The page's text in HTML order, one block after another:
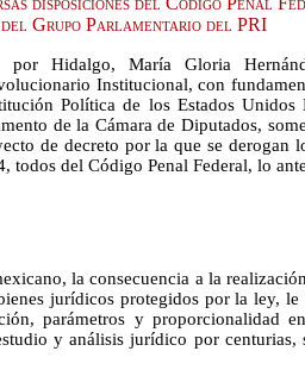
Grupo Parlamentario del PRI
por Hidalgo, María Gloria
Institucional, con
Política de los Estados Unidos
de la Cámara de Diputados,
de decreto por la que se derogan
todos del Código Penal Federal, lo
la consecuencia a la
jurídicos protegidos por la ley,
parámetros y proporcionalidad
y análisis jurídico por centurias,